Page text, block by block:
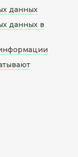
данных
данных в